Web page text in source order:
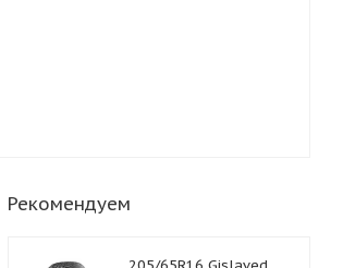
Рекомендуем